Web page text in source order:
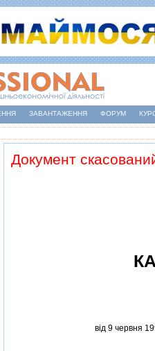
ЗАВАНТАЖЕННЯ ФОРУМ
Документ
вiд 9 червня